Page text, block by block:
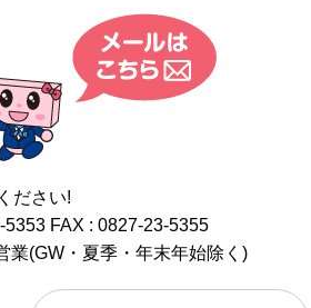
ださい!
5353 FAX : 0827-23-5355
業(GW・夏季・年末年始除く)